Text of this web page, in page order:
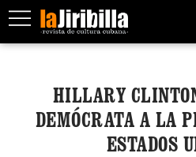
HILLARY
DEMÓCRATA A LA
ESTADOS